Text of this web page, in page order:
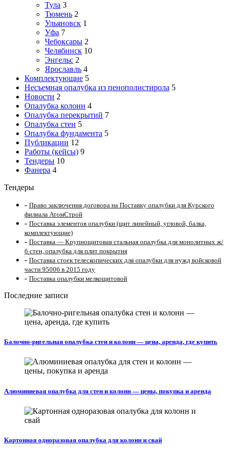
Тула 3
Тюмень 2
Ульяновск 1
Уфа 7
Чебоксары 2
Челябинск 10
Энгельс 2
Ярославль 4
Комплектующие 5
Несъемная опалубка из пенополистирола 5
Новости 2
Опалубка колонн 4
Опалубка перекрытий 7
Опалубка стен 5
Опалубка фундамента 5
Публикации 12
Работы (кейсы) 9
Тендеры 10
Фанера 4
Тендеры
- Право заключения договора на Поставку опалубки для Курского
филиала АтомСтрой
- Поставка элементов опалубки (щит линейный, угловой, балка,
комплектующие)
- Поставка — Крупнощитовая стальная опалубка для монолитных ж/
б стен, опалубка для плит покрытия
- Поставка стоек телескопических для опалубки для нужд войсковой
части 95006 в 2015 году
- Поставка опалубки мелкощитовой
Последние записи
Балочно-ригельная опалубка стен и колонн — цена, аренда, где купить
Алюминиевая опалубка для стен и колонн — цены, покупка и аренда
Картонная одноразовая опалубка для колонн и свай